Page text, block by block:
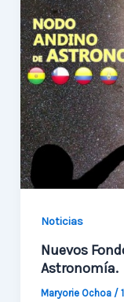
el
Universo
Noticias
Nuevos
Astronomía.
Maryorie Ochoa /